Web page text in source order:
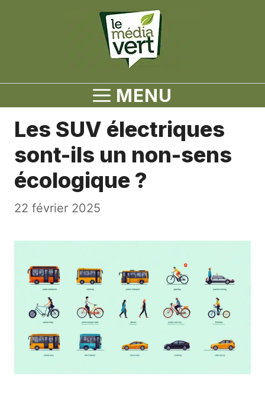
MENU
Les SUV électriques
sont-ils un non-sens
écologique ?
22 février 2025